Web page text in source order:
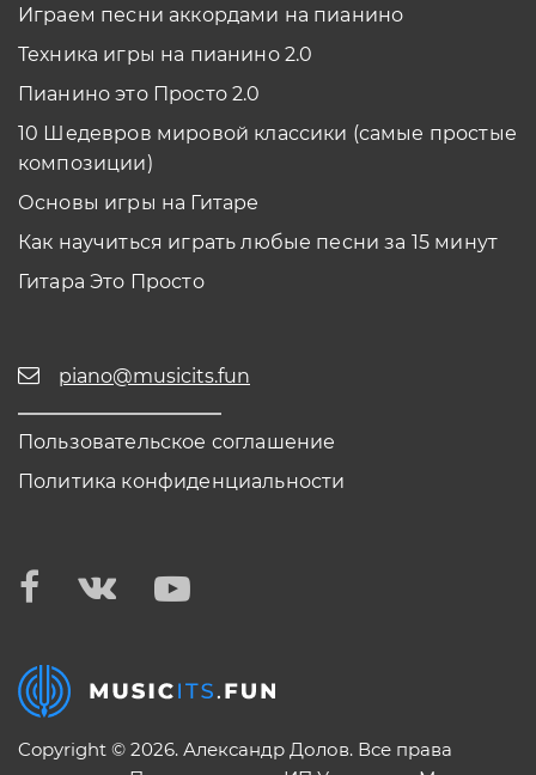
Играем песни аккордами на пианино
Техника игры на пианино 2.0
Пианино это Просто 2.0
10 Шедевров мировой классики (самые простые
композиции)
Основы игры на Гитаре
Как научиться играть любые песни за 15 минут
Гитара Это Просто
piano@musicits.fun
Пользовательское соглашение
Политика конфиденциальности
Copyright © 2026. Александр Долов. Все права